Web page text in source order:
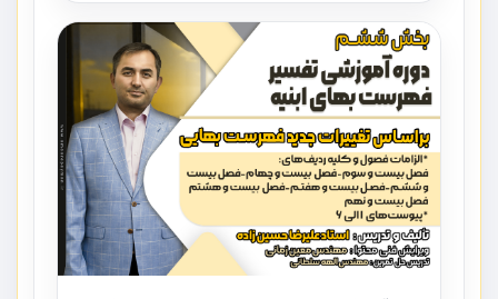
پیمان به همراه تجربیات عملی در این خصوص ارائه شده است.